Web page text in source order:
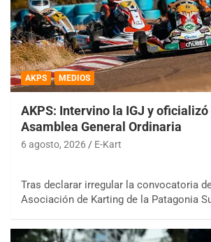
AKPS MEDIOS
AKPS: Intervino la IGJ y
Asamblea General Ordinaria
6 agosto, 2026 E-Kart
Tras declarar irregular la convocatoria
Asociación de Karting de la Patagonia